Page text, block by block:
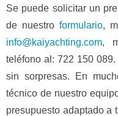
Se puede solicitar un
de nuestro formulario,
info@kaiyachting.com,
teléfono al: 722 150
sin sorpresas. En
técnico de nuestro
presupuesto adaptado a